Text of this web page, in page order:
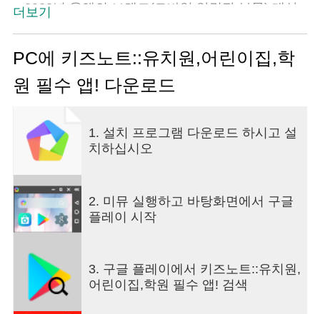
● 2022년 올해의 브랜드(모바일 알림장 부문) 대상
● 키즈노트는 원과 가정의 편리한 소통을 위해 서비
스 개선에 항상 애쓰고 있어요!
원장님, 선생님, 학부모님들을 위해 진심으로 고민
하고 또 고민하고 있답니다.
저희의 진심이 여러분들께 좋은 서비스로 닿았으면
좋겠어요 :)
▶키즈노트 ‘어떻게‘ 시작하나요?◀
1. 원장님께서 스마트폰이나 PC로 회원가입을 해주
2. 원장님 가입 후, 선생님과 학부모님을 간편하게
더보기
PC에 키즈노트::유치원,어린이집,학
원 필수 앱! 다운로드
1. 설치 프로그램 다운로드 하시고 설
치하십시오
2. 미뮤 실행하고 바탕화면에서 구글
플레이 시작
3. 구글 플레이에서 키즈노트::유치원,
어린이집,학원 필수 앱! 검색